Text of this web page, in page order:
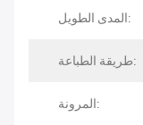
المدى الطويل:
طريقة الطباعة:
المرونة: